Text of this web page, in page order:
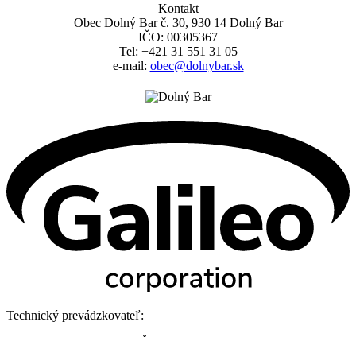
Kontakt
Obec Dolný Bar č. 30, 930 14 Dolný Bar
IČO: 00305367
Tel: +421 31 551 31 05
e-mail: obec@dolnybar.sk
Technický prevádzkovateľ: